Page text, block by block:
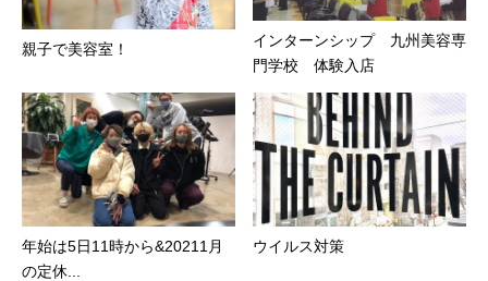
親子で美容室！
インターンシップ 九州美容専
門学校 体験入店
年始は5日11時から&20211月
の定休...
ウイルス対策